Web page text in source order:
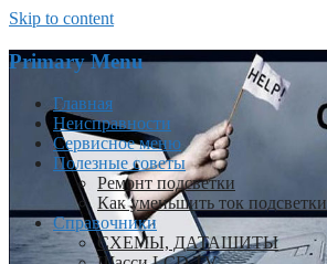
Skip to content
Primary Menu
Главная
Неисправности
Сервисное меню
Полезные советы
Ремонт подсветки
Как уменьшить ток подсветки
Справочники
СХЕМЫ, ДАТАШИТЫ